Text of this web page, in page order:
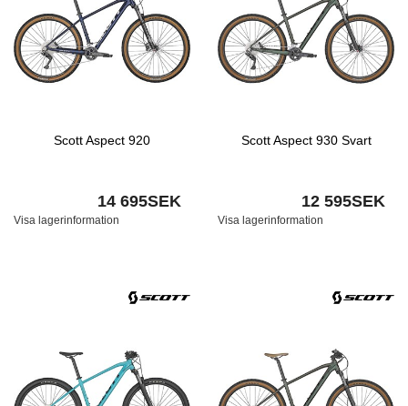
Scott Aspect 920
14 695SEK
Visa lagerinformation
Scott Aspect 930 Svart
12 595SEK
Visa lagerinformation